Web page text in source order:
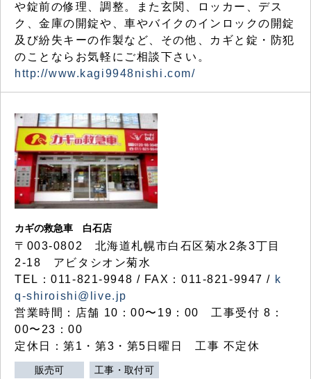
や錠前の修理、調整。また玄関、ロッカー、デス
ク、金庫の開錠や、車やバイクのインロックの開錠
及び紛失キーの作製など、その他、カギと錠・防犯
のことならお気軽にご相談下さい。
http://www.kagi9948nishi.com/
カギの救急車 白石店
〒003-0802 北海道札幌市白石区菊水2条3丁目
2-18 アビタシオン菊水
TEL：011-821-9948 / FAX：011-821-9947 / k
q-shiroishi@live.jp
営業時間：店舗 10：00〜19：00 工事受付 8：
00〜23：00
定休日：第1・第3・第5日曜日 工事 不定休
販売可 工事・取付可